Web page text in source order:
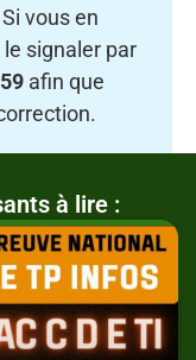
vous en
signaler par
afin que
à lire :